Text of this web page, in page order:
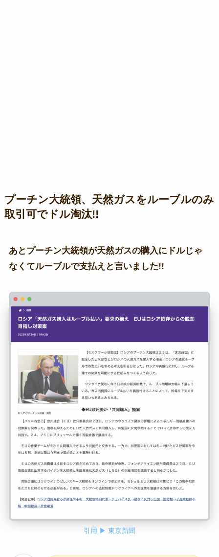
プーチン大統領、天然ガスをルーブルのみ
取引可でドル淘汰!!
あとプーチン大統領が天然ガスの購入にドルじゃ
なくてルーブルで支払えと言いました!!
引用 ▶ 東京新聞